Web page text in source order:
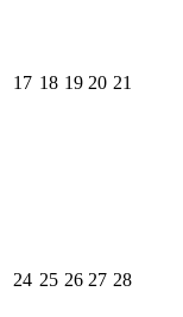
17 18 19 20 21
24 25 26 27 28